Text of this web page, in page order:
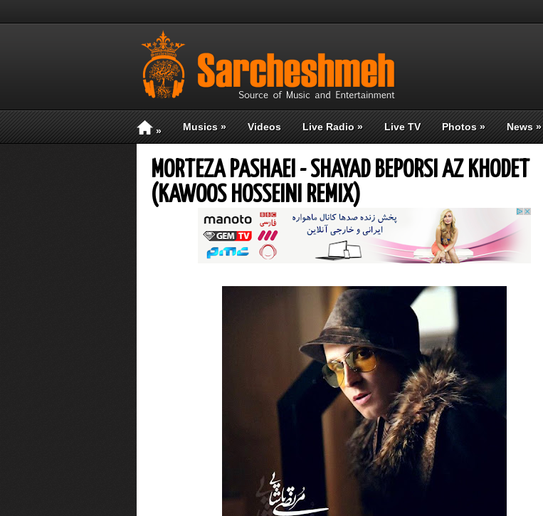
» Musics» Videos Live Radio» Live TV Photos» News»
MORTEZA PASHAEI - SHAYAD BEPORSI AZ KHODET
(KAWOOS HOSSEINI REMIX)